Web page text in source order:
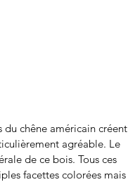
chêne américain créent
agréable. Le
de ce bois. Tous ces
facettes colorées mais